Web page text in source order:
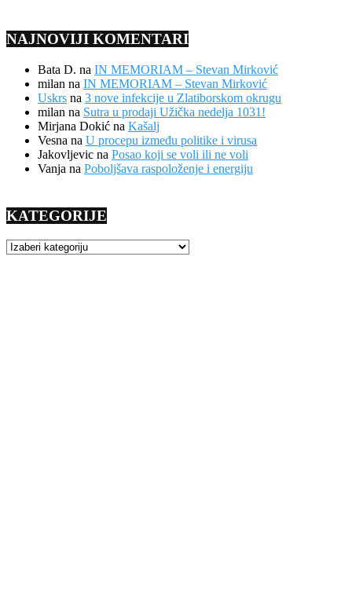
NAJNOVIJI KOMENTARI
Bata D. na IN MEMORIAM – Stevan Mirković
milan na IN MEMORIAM – Stevan Mirković
Uskrs na 3 nove infekcije u Zlatiborskom okrugu
milan na Sutra u prodaji Užička nedelja 1031!
Mirjana Dokić na Kašalj
Vesna na U procepu između politike i virusa
Jakovljevic na Posao koji se voli ili ne voli
Vanja na Poboljšava raspoloženje i energiju
KATEGORIJE
KATEGORIJE